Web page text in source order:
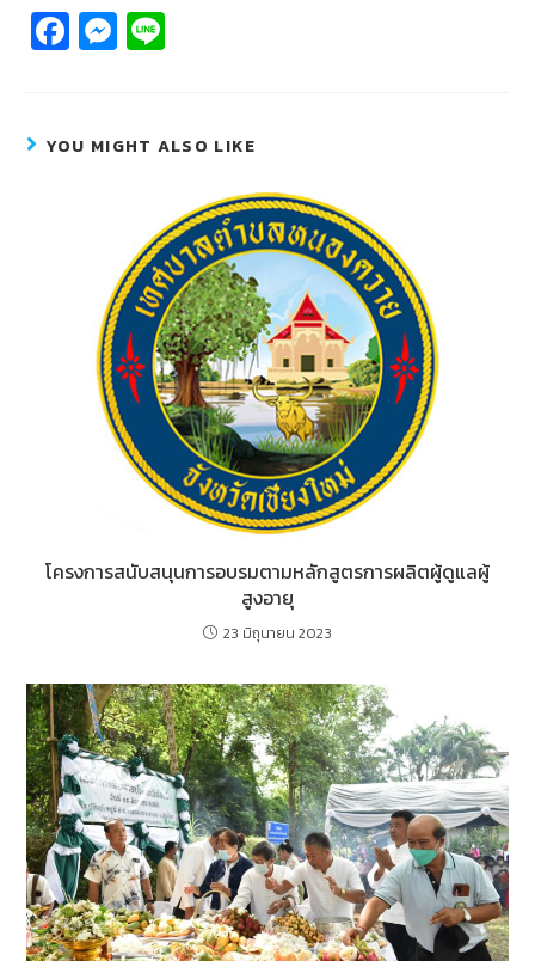
Fa
c
b
M
e
e
er
YOU MIGHT ALSO LIKE
โครงการสนับสนุนการอบรมตามหลักสูตรการผลิตผู้ดูแลผู้
สูงอายุ
23 มิถุนายน 2023